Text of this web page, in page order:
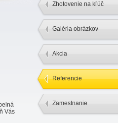
Vás
Zhotovenie na kľúč
Galéria obrázkov
Akcia
Referencie
Zamestnanie